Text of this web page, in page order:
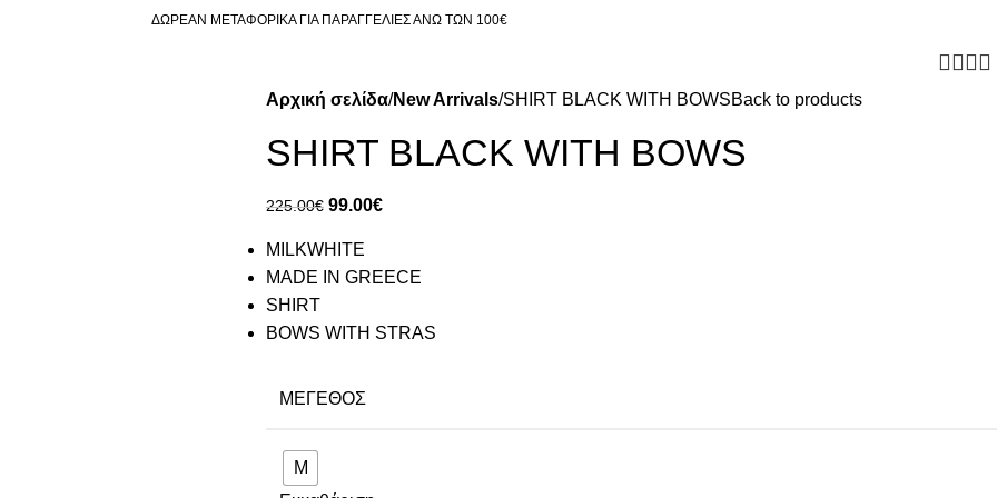
ΔΩΡΕΑΝ ΜΕΤΑΦΟΡΙΚΑ ΓΙΑ ΠΑΡΑΓΓΕΛΙΕΣ ΑΝΩ ΤΩΝ 100€
Αρχική σελίδα New Arrivals SHIRT BLACK WITH BOWSBack to products
SHIRT BLACK WITH BOWS
225.00€ 99.00€
MILKWHITE
MADE IN GREECE
SHIRT
BOWS WITH STRAS
ΜΈΓΕΘΟΣ
M